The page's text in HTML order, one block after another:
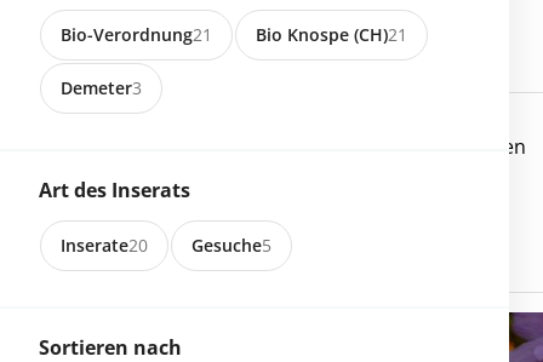
Bio-Verordnung21 Bio Knospe (CH)21
Demeter3
Art des Inserats
Inserate20 Gesuche5
Sortieren nach
Walliser Landschaf Auen